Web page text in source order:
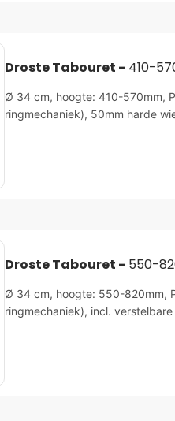
Droste Tabouret - 410-
Ø 34 cm, hoogte: 410-570mm,
ringmechaniek), 50mm harde
Droste Tabouret - 550-
Ø 34 cm, hoogte: 550-820mm,
ringmechaniek), incl.